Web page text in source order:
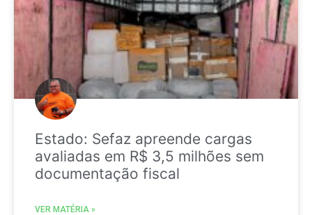
Estado: Sefaz apreende cargas
avaliadas em R$ 3,5 milhões sem
documentação fiscal
VER MATÉRIA »